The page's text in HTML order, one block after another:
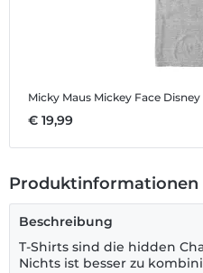
Micky Maus Mickey Face Disney -
€ 19,99
Produktinformationen
Beschreibung
T-Shirts sind die hidden
Nichts ist besser zu